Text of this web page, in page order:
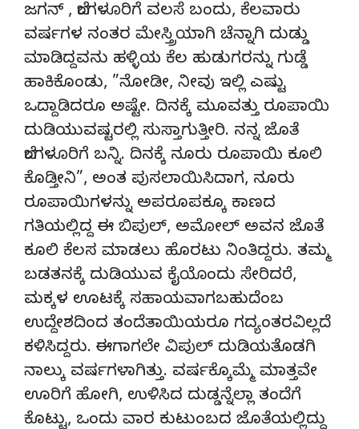
ಜಗನ್ , ಬೆಂಗಳೂರಿಗೆ ವಲಸೆ ಬಂದು, ಕೆಲವಾರು
ವರ್ಷಗಳ ನಂತರ ಮೇಸ್ತ್ರಿಯಾಗಿ ಚೆನ್ನಾಗಿ ದುಡ್ಡು
ಮಾಡಿದ್ದವನು ಹಳ್ಳಿಯ ಕೆಲ ಹುಡುಗರನ್ನು ಗುಡ್ಡೆ
ಹಾಕಿಕೊಂಡು, ”ನೋಡೀ, ನೀವು ಇಲ್ಲಿ ಎಷ್ಟು
ಒದ್ದಾಡಿದರೂ ಅಷ್ಟೇ. ದಿನಕ್ಕೆ ಮೂವತ್ತು ರೂಪಾಯಿ
ದುಡಿಯುವಷ್ಟರಲ್ಲಿ ಸುಸ್ತಾಗುತ್ತೀರಿ. ನನ್ನ ಜೊತೆ
ಬೆಂಗಳೂರಿಗೆ ಬನ್ನಿ. ದಿನಕ್ಕೆ ನೂರು ರೂಪಾಯಿ ಕೂಲಿ
ಕೊಡ್ತೀನಿ”, ಅಂತ ಪುಸಲಾಯಿಸಿದಾಗ, ನೂರು
ರೂಪಾಯಿಗಳನ್ನು ಅಪರೂಪಕ್ಕೂ ಕಾಣದ
ಗತಿಯಲ್ಲಿದ್ದ ಈ ಬಿಪುಲ್, ಅಮೋಲ್ ಅವನ ಜೊತೆ
ಕೂಲಿ ಕೆಲಸ ಮಾಡಲು ಹೊರಟು ನಿಂತಿದ್ದರು. ತಮ್ಮ
ಬಡತನಕ್ಕೆ ದುಡಿಯುವ ಕೈಯೊಂದು ಸೇರಿದರೆ,
ಮಕ್ಕಳ ಊಟಕ್ಕೆ ಸಹಾಯವಾಗಬಹುದೆಂಬ
ಉದ್ದೇಶದಿಂದ ತಂದೆತಾಯಿಯರೂ ಗದ್ಯಂತರವಿಲ್ಲದೆ
ಕಳಿಸಿದ್ದರು. ಈಗಾಗಲೇ ವಿಪುಲ್ ದುಡಿಯತೊಡಗಿ
ನಾಲ್ಕು ವರ್ಷಗಳಾಗಿತ್ತು. ವರ್ಷಕ್ಕೊಮ್ಮೆ ಮಾತ್ತವೇ
ಊರಿಗೆ ಹೋಗಿ, ಉಳಿಸಿದ ದುಡ್ಡನ್ನೆಲ್ಲಾ ತಂದೆಗೆ
ಕೊಟ್ಟು, ಒಂದು ವಾರ ಕುಟುಂಬದ ಜೊತೆಯಲ್ಲಿದ್ದು